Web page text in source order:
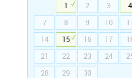
1
2 3 4
7
8 9 10 11
14
15 16 17
21
22 23 24
28
29 30